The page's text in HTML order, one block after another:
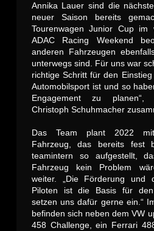
Annika Lauer sind die
neuer Saison bereits
Tourenwagen Junior Cup im
ADAC Racing Weekend
anderen Fahrzeugen
unterwegs sind. Für uns war
richtige Schritt für den
Automobilsport ist und so
Engagement zu planen“,
Christoph Schuhmacher
Das Team plant 2022
Fahrzeug, das bereits fest
teamintern so aufgestellt,
Fahrzeug kein Problem
weiter. „Die Förderung und
Piloten ist die Basis für den
setzen uns dafür gerne ein.“
befinden sich neben dem VW
458 Challenge, ein Ferrari